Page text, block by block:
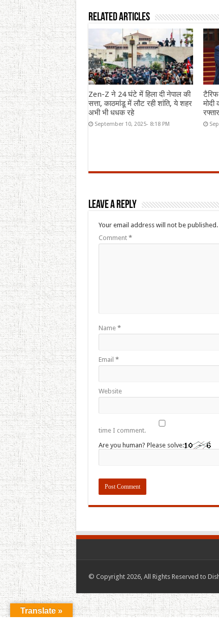
Related Articles
Zen-Z ने 24 घंटे में हिला दी नेपाल की
सत्ता, काठमांडू में लौट रही शांति, ये शहर
अभी भी धधक रहे
September 10, 2025- 8:18 PM
मोदी
रफ्तार
Leave a Reply
Your email address will not be published.
Comment *
Name *
Email *
Website
time I comment.
Are you human? Please solve:
© Copyright 2026, All Rights Reserved to
Translate »